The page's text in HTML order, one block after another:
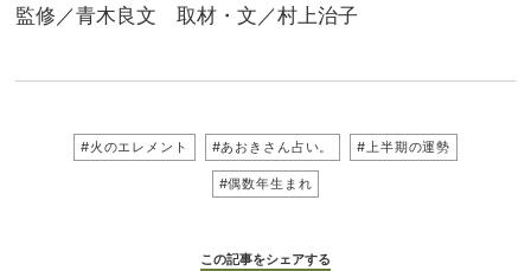
監修／青木良文 取材・文／村上治子
#火のエレメント #あおきさん占い。 #上半期の運勢
#偶数年生まれ
この記事をシェアする